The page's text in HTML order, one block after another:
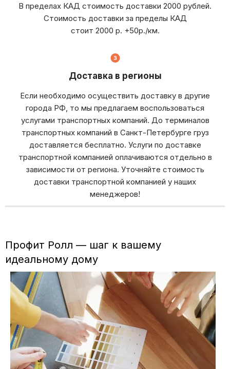
В пределах КАД стоимость доставки 2000 рублей.
Стоимость доставки за пределы КАД
стоит 2000 р. +50р./км.
Доставка в регионы
Если необходимо осуществить доставку в другие
города РФ, то мы предлагаем воспользоваться
услугами транспортных компаний. До терминалов
транспортных компаний в Санкт-Петербурге груз
доставляется бесплатно. Услуги по доставке
транспортной компанией оплачиваются отдельно в
зависимости от региона. Уточняйте стоимость
доставки транспортной компанией у наших
менеджеров!
Профит Ролл — шаг к вашему
идеальному дому